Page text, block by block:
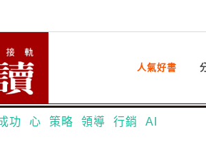
人氣好書
功 心 策略 領導 行銷 AI